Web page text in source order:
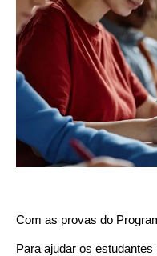
Com as provas do
Para ajudar os